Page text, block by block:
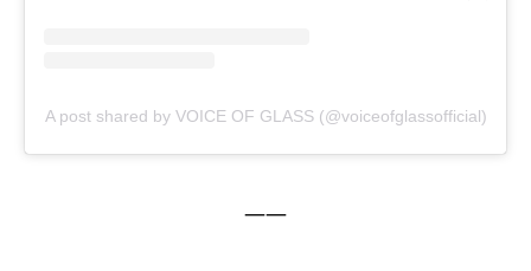
A post shared by VOICE OF GLASS (@voiceofglassofficial)
——